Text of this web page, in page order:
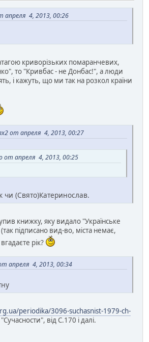
апреля 4, 2013, 00:26
криворізьких помаранчевих,
то "Кривбас - не Донбас!", а люди
і кажуть, що ми так на розкол країни
от апреля 4, 2013, 00:27
от апреля 4, 2013, 00:25
чи (Свято)Катеринослав.
книжку, яку видало "Українське
підписано вид-во, міста немає,
рік?
апреля 4, 2013, 00:34
periodika/3096-suchasnist-1979-ch-
від С.170 і далі.